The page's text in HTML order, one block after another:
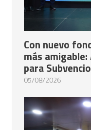
Con nuevo
más
para
05/08/2026